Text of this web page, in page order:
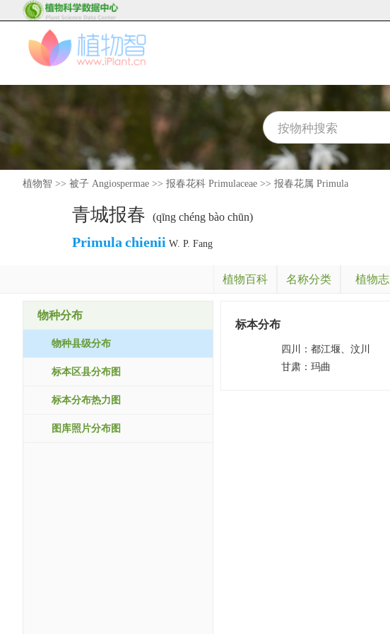
植物智 >> 被子 Angiospermae >> 报春花科 Primulaceae >> 报春花属 Primula
青城报春 (qīng chéng bào chūn)
Primula chienii W. P. Fang
植物百科 名称分类 植物志
物种分布
物种县级分布
标本区县分布图
标本分布热力图
图库照片分布图
标本分布
四川： 都江堰、汶川
甘肃： 玛曲